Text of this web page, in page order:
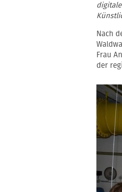
Nach
Frau
der